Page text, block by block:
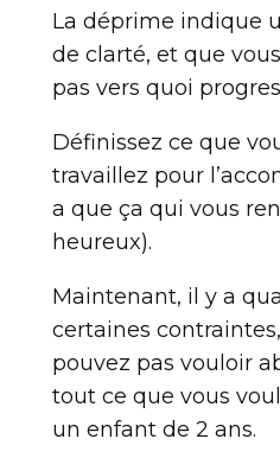
La déprime indique
de clarté, et que
pas vers quoi
Définissez ce que
travaillez pour
a que ça qui vous
heureux).
Maintenant, il y a
certaines
pouvez pas vouloir
tout ce que vous
un enfant de 2 ans.